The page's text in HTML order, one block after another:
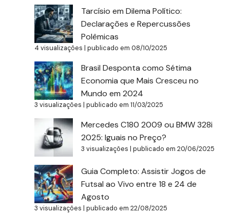
Tarcísio em Dilema Político:
Declarações e Repercussões
Polêmicas
4 visualizações |publicado em 08/10/2025
Brasil Desponta como Sétima
Economia que Mais Cresceu no
Mundo em 2024
3 visualizações |publicado em 11/03/2025
Mercedes C180 2009 ou BMW 328i
2025: Iguais no Preço?
3 visualizações |publicado em 20/06/2025
Guia Completo: Assistir Jogos de
Futsal ao Vivo entre 18 e 24 de
Agosto
3 visualizações |publicado em 22/08/2025